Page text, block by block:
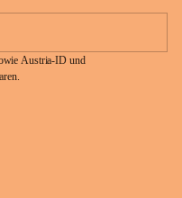
Austria-ID und